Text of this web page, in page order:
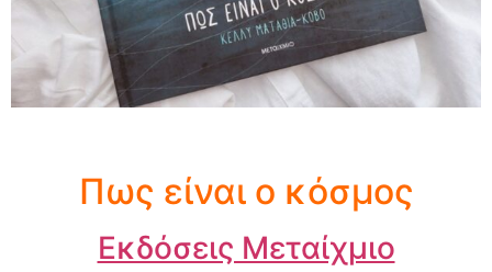
Πως είναι ο κόσμος
Εκδόσεις Μεταίχμιο